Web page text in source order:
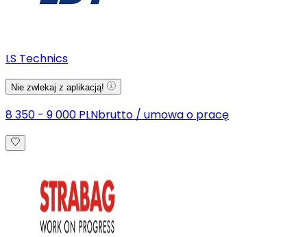
LS Technics
Nie zwlekaj z aplikacją!
8 350 - 9 000 PLNbrutto / umowa o pracę